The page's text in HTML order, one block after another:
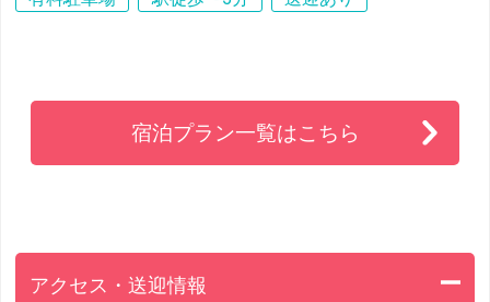
宿泊プラン一覧はこちら
アクセス・送迎情報